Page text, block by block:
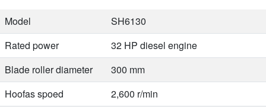
Model
SH6130
Rated power
32 HP diesel engine
Blade roller diameter
300 mm
Hoofas spoed
2,600 r/min